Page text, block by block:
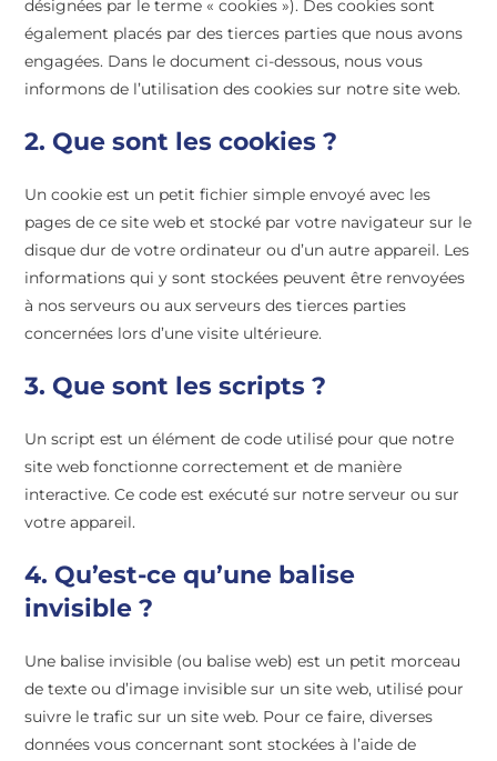
désignées par le terme « cookies »). Des cookies sont
également placés par des tierces parties que nous avons
engagées. Dans le document ci-dessous, nous vous
informons de l’utilisation des cookies sur notre site web.
2. Que sont les cookies ?
Un cookie est un petit fichier simple envoyé avec les
pages de ce site web et stocké par votre navigateur sur le
disque dur de votre ordinateur ou d’un autre appareil. Les
informations qui y sont stockées peuvent être renvoyées
à nos serveurs ou aux serveurs des tierces parties
concernées lors d’une visite ultérieure.
3. Que sont les scripts ?
Un script est un élément de code utilisé pour que notre
site web fonctionne correctement et de manière
interactive. Ce code est exécuté sur notre serveur ou sur
votre appareil.
4. Qu’est-ce qu’une balise
invisible ?
Une balise invisible (ou balise web) est un petit morceau
de texte ou d’image invisible sur un site web, utilisé pour
suivre le trafic sur un site web. Pour ce faire, diverses
données vous concernant sont stockées à l’aide de